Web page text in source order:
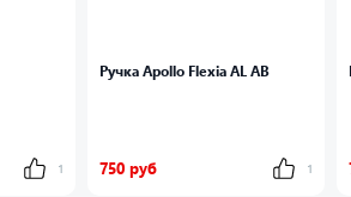
1
Ручка Apollo Flexia AL AB
750 руб 1